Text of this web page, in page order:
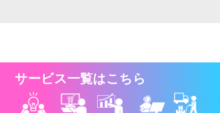
サービス一覧はこちら